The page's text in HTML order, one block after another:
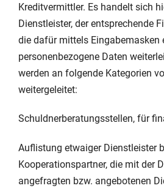
Kreditvermittler. Es handelt sich
Dienstleister, der entsprechende
die dafür mittels Eingabemasken
personenbezogene Daten
werden an folgende Kategorien
weitergeleitet:
Schuldnerberatungsstellen, für
Auflistung etwaiger Dienstleister
Kooperationspartner, die mit der
angefragten bzw. angebotenen